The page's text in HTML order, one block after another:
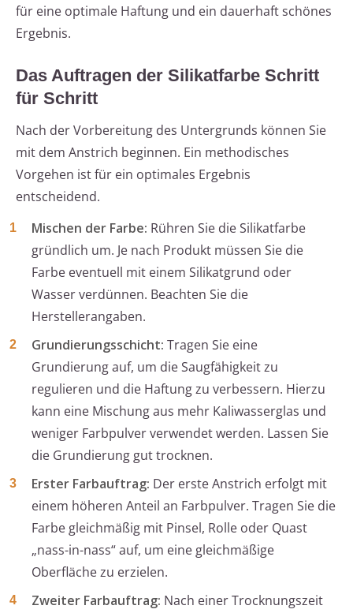
für eine optimale Haftung und ein dauerhaft schönes
Ergebnis.
Das Auftragen der Silikatfarbe Schritt
für Schritt
Nach der Vorbereitung des Untergrunds können Sie
mit dem Anstrich beginnen. Ein methodisches
Vorgehen ist für ein optimales Ergebnis
entscheidend.
Mischen der Farbe: Rühren Sie die Silikatfarbe
gründlich um. Je nach Produkt müssen Sie die
Farbe eventuell mit einem Silikatgrund oder
Wasser verdünnen. Beachten Sie die
Herstellerangaben.
Grundierungsschicht: Tragen Sie eine
Grundierung auf, um die Saugfähigkeit zu
regulieren und die Haftung zu verbessern. Hierzu
kann eine Mischung aus mehr Kaliwasserglas und
weniger Farbpulver verwendet werden. Lassen Sie
die Grundierung gut trocknen.
Erster Farbauftrag: Der erste Anstrich erfolgt mit
einem höheren Anteil an Farbpulver. Tragen Sie die
Farbe gleichmäßig mit Pinsel, Rolle oder Quast
„nass-in-nass“ auf, um eine gleichmäßige
Oberfläche zu erzielen.
Zweiter Farbauftrag: Nach einer Trocknungszeit